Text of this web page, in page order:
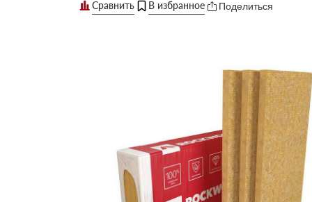
Утеплитель Технониколь
Утеплитель Knauf
Утеплитель Isover
Плитные материалы
Поделиться